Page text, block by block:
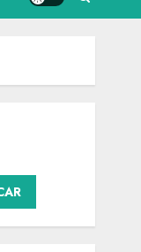
y busca